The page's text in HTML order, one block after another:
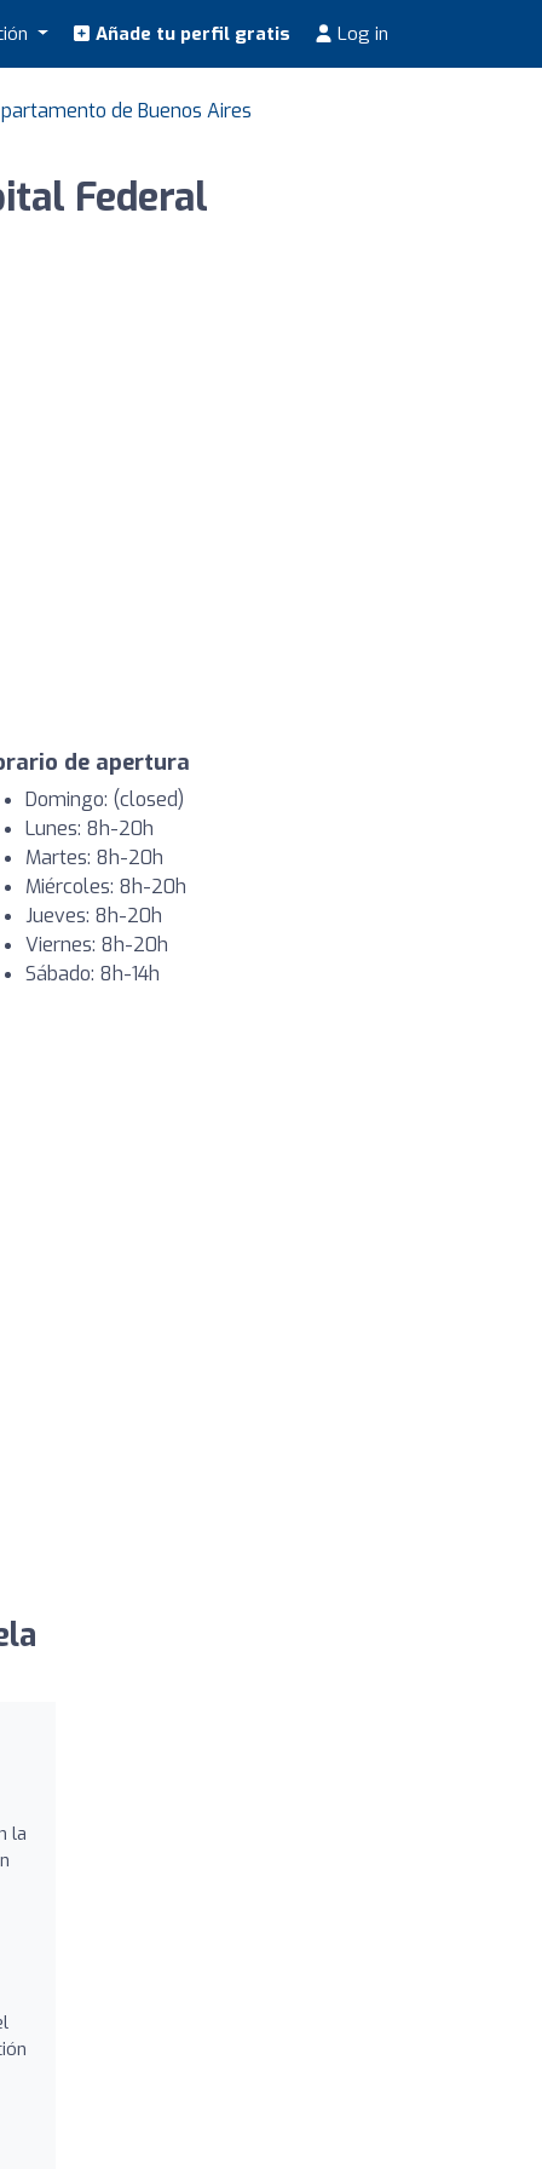
Añade tu perfil gratis Log in
de Buenos Aires
Federal
de apertura
Domingo: (closed)
Lunes: 8h-20h
Martes: 8h-20h
Miércoles: 8h-20h
Jueves: 8h-20h
Viernes: 8h-20h
Sábado: 8h-14h
la